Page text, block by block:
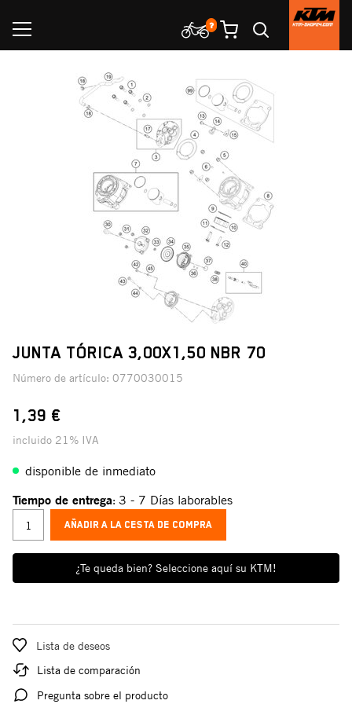
JUNTA TÓRICA 3,00X1,50 NBR 70
Número de artículo: 0770030015
1,39 €
incluido 21% IVA
disponible de inmediato
Tiempo de entrega: 3 - 7 Días laborables
¿Te queda bien? Seleccione aquí su KTM!
AÑADIR A LA CESTA DE COMPRA
Lista de deseos
Lista de comparación
Pregunta sobre el producto